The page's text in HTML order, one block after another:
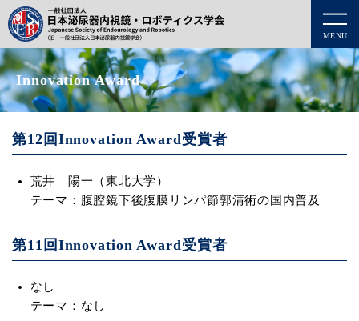
MENU
Innovation Award
第12回Innovation Award受賞者
荒井 陽一（東北大学）
テーマ：腹腔鏡下後腹膜リンパ節郭清術の国内普及
第11回Innovation Award受賞者
なし
テーマ：なし